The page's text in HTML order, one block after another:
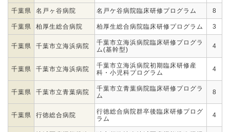
千葉県 名戸ヶ谷病院 名戸ケ谷病院臨床研修プログラム 8
千葉県 柏厚生総合病院 柏厚生総合病院臨床研修プログラム 3
千葉県 千葉市立海浜病院
千葉市立海浜病院臨床研修プログラ
ム(基幹型)
4
千葉県 千葉市立海浜病院
千葉市立海浜病院初期臨床研修産
科・小児科プログラム
4
千葉県 千葉市立青葉病院
千葉市立青葉病院臨床研修プログラ
ム
8
千葉県 行徳総合病院
行徳総合病院群卒後臨床研修プログ
ラム
4